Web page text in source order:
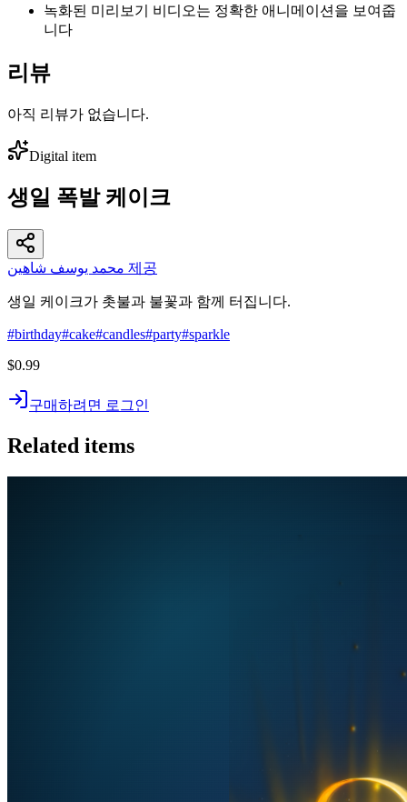
녹화된 미리보기 비디오는 정확한 애니메이션을 보여줍
니다
리뷰
아직 리뷰가 없습니다.
Digital item
생일 폭발 케이크
محمد يوسف شاهين 제공
생일 케이크가 촛불과 불꽃과 함께 터집니다.
#birthday#cake#candles#party#sparkle
$0.99
구매하려면 로그인
Related items